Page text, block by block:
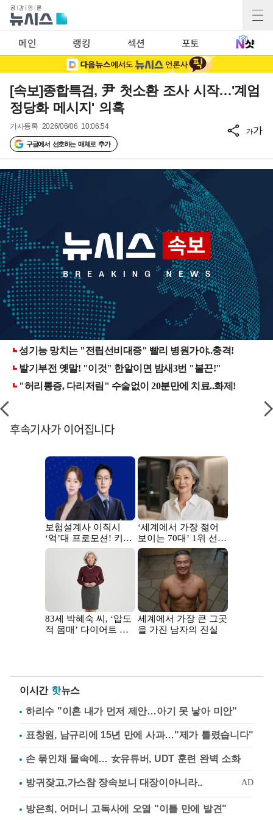
메인 랭킹 섹션 포토
[속보]종합특검, 尹 첫소환 조사 시작…'계엄
정당화 메시지' 의혹
기사등록 2026/06/06 10:06:54
구글에서 선호하는 매체로 추가
가가
후속기사가 이어집니다
이시간 핫뉴스
하리수 "이혼 내가 먼저 제안…아기 못 낳아 미안"
표창원, 남규리에 15년 만에 사과…"제가 틀렸습니다"
손 묶인채 물속에… 女유튜버, UDT 훈련 완벽 소화
방은희, 어머니 고독사에 오열 "이틀 만에 발견"